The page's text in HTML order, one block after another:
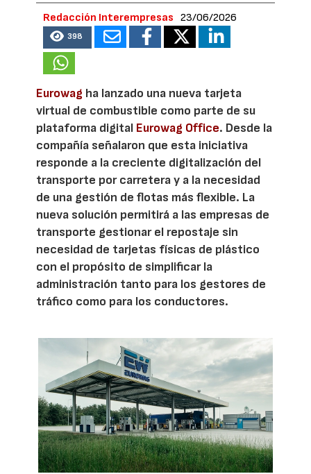
Redacción Interempresas 23/06/2026
398
Eurowag ha lanzado una nueva tarjeta
virtual de combustible como parte de su
plataforma digital Eurowag Office. Desde la
compañía señalaron que esta iniciativa
responde a la creciente digitalización del
transporte por carretera y a la necesidad
de una gestión de flotas más flexible. La
nueva solución permitirá a las empresas de
transporte gestionar el repostaje sin
necesidad de tarjetas físicas de plástico
con el propósito de simplificar la
administración tanto para los gestores de
tráfico como para los conductores.